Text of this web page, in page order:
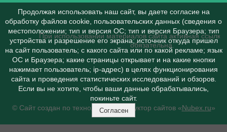
При использовании материалов сайта активная ссылка
обязательна.
© Сайт создан по технологии конструктор сайтов «Nubex.ru»
Продолжая использовать наш сайт, вы даете согласие на
обработку файлов cookie, пользовательских данных (сведения о
местоположении; тип и версия ОС; тип и версия Браузера; тип
устройства и разрешение его экрана; источник откуда пришел
на сайт пользователь; с какого сайта или по какой рекламе; язык
ОС и Браузера; какие страницы открывает и на какие кнопки
нажимает пользователь; ip-адрес) в целях функционирования
сайта и проведения статистических исследований и обзоров.
Если вы не хотите, чтобы ваши данные обрабатывались,
покиньте сайт.
Согласен